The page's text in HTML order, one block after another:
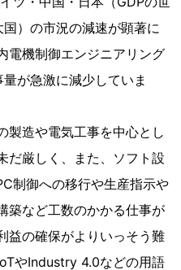
）の市況の減速が顕著に
電機制御エンジニアリング
が急激に減少していま
製造や電気工事を中心とし
だ厳しく、また、ソフト設
制御への移行や生産指示や
築など工数のかかる仕事が
益の確保がよりいっそう難
やIndustry 4.0などの用語